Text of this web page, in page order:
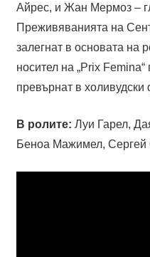
Айрес, и Жан Мермоз –
Преживяванията на
залегнат в основата на
носител на „Prix
превърнат в
В ролите: Луи Гарел,
Беноа Мажимел, Сергей